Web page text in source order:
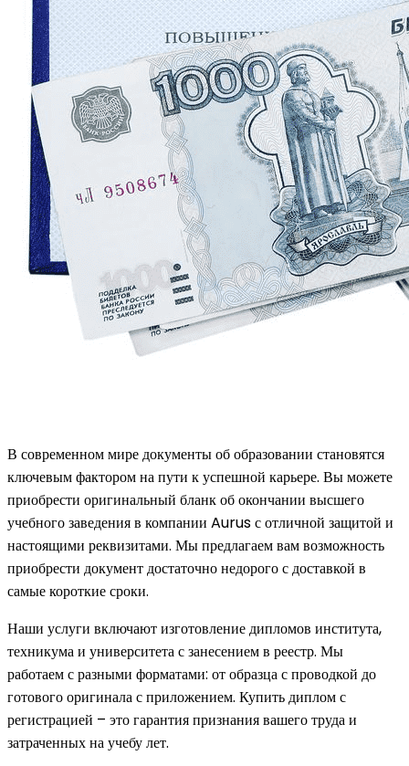
В современном мире документы об образовании становятся
ключевым фактором на пути к успешной карьере. Вы можете
приобрести оригинальный бланк об окончании высшего
учебного заведения в компании Aurus с отличной защитой и
настоящими реквизитами. Мы предлагаем вам возможность
приобрести документ достаточно недорого с доставкой в
самые короткие сроки.
Наши услуги включают изготовление дипломов института,
техникума и университета с занесением в реестр. Мы
работаем с разными форматами: от образца с проводкой до
готового оригинала с приложением. Купить диплом с
регистрацией – это гарантия признания вашего труда и
затраченных на учебу лет.